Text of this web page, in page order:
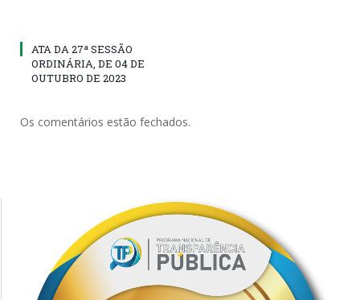
ATA DA 27ª SESSÃO
ORDINÁRIA, DE 04 DE
OUTUBRO DE 2023
Os comentários estão fechados.